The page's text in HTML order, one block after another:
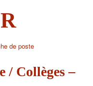
de poste
/ Collèges –